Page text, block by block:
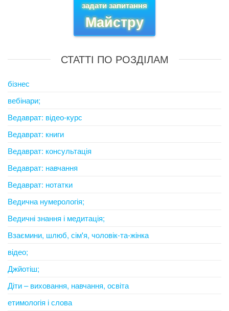
задати запитання
Майстру
СТАТТІ ПО РОЗДІЛАМ
бізнес
вебінари;
Ведаврат: відео-курс
Ведаврат: книги
Ведаврат: консультація
Ведаврат: навчання
Ведаврат: нотатки
Ведична нумерологія;
Ведичні знання і медитація;
Взаємини, шлюб, сім'я, чоловік-та-жінка
відео;
Джйотіш;
Діти – виховання, навчання, освіта
етимологія і слова